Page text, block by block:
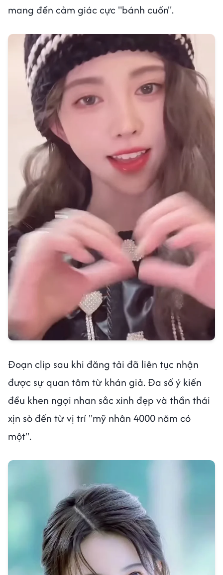
mang đến cảm giác cực "bánh cuốn".
Đoạn clip sau khi đăng tải đã liên tục nhận
được sự quan tâm từ khán giả. Đa số ý kiến
đều khen ngợi nhan sắc xinh đẹp và thần thái
xịn sò đến từ vị trí "mỹ nhân 4000 năm có
một".